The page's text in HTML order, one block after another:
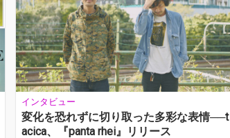
う、貴重な機会となった。記念すべきイベントを形
に残すべく、公開インタビューで語ってもらった内
容を編集したインタビューと、その日に撮り下ろし
た写真を掲…
インタビュー
変化を恐れずに切り取った多彩な表情──t
acica、『panta rhei』リリース